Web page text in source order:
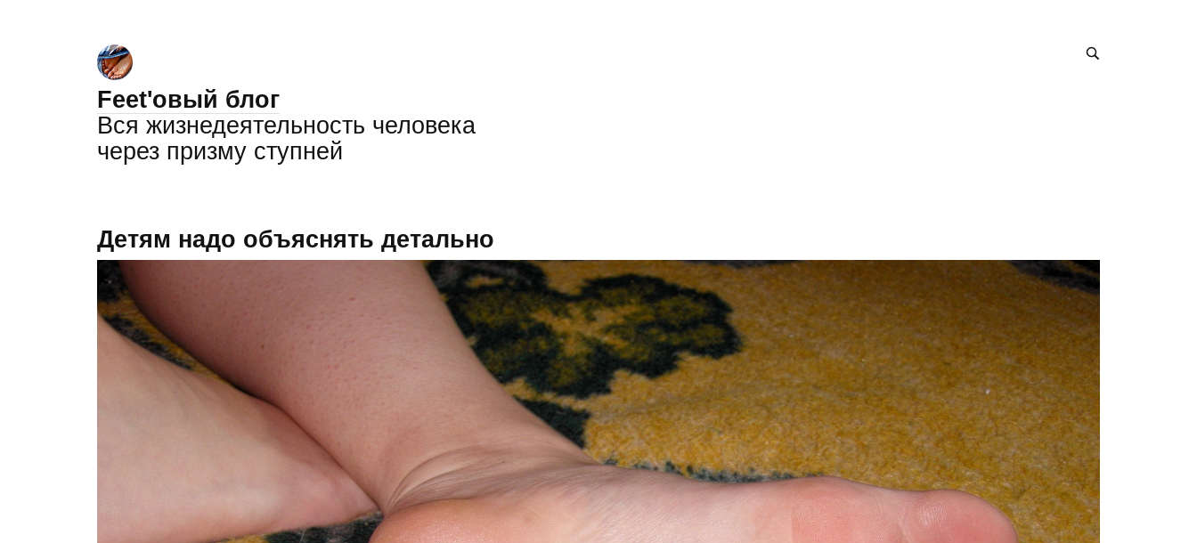
Feet'овый блог
Вся жизнедеятельность человека
через призму ступней
Детям надо объяснять детально